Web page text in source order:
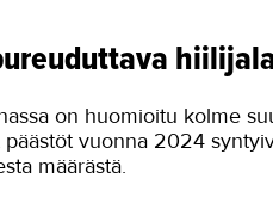
on huomioitu kolme
vuonna 2024
määrästä.